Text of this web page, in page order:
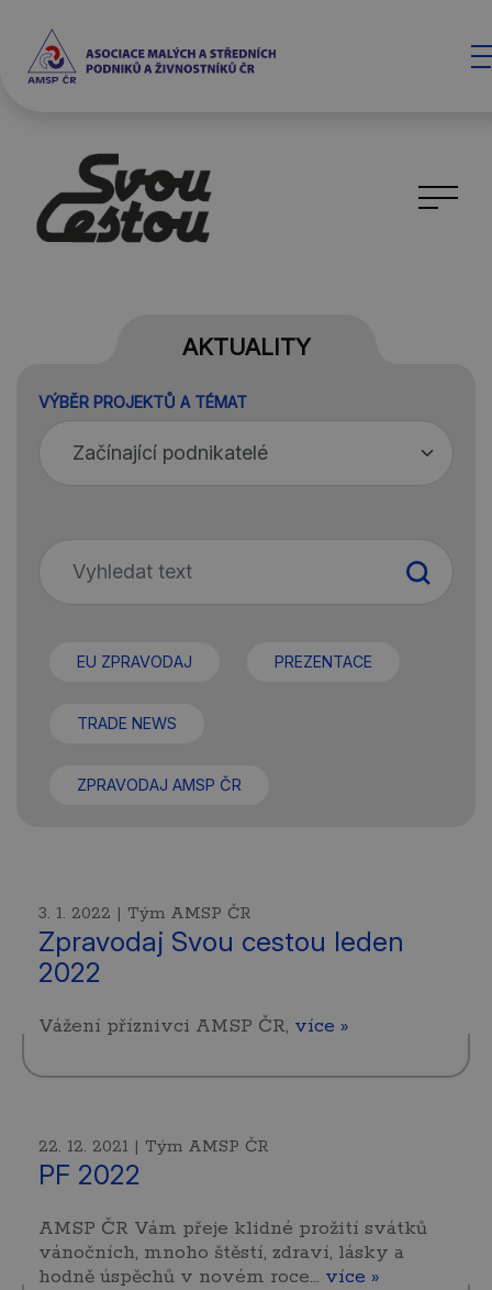
AKTUALITY
VÝBĚR PROJEKTŮ A TÉMAT
EU ZPRAVODAJ PREZENTACE
TRADE NEWS
ZPRAVODAJ AMSP ČR
3. 1. 2022 | Tým AMSP ČR
Zpravodaj Svou cestou leden
2022
Vážení příznivci AMSP ČR, více »
22. 12. 2021 | Tým AMSP ČR
PF 2022
AMSP ČR Vám přeje klidné prožití svátků
vánočních, mnoho štěstí, zdraví, lásky a
hodně úspěchů v novém roce… více »